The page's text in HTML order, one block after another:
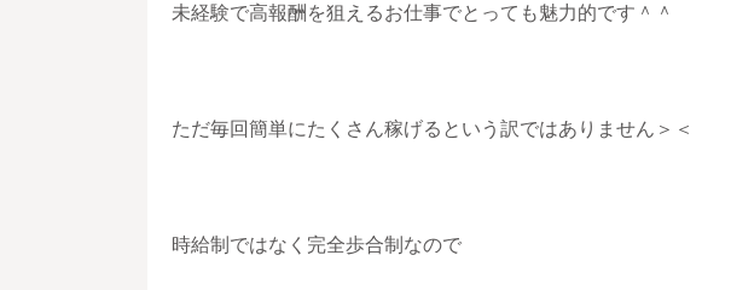
未経験で高報酬を狙えるお仕事でとっても魅力的です＾＾
ただ毎回簡単にたくさん稼げるという訳ではありません ＞＜
時給制ではなく完全歩合制なので